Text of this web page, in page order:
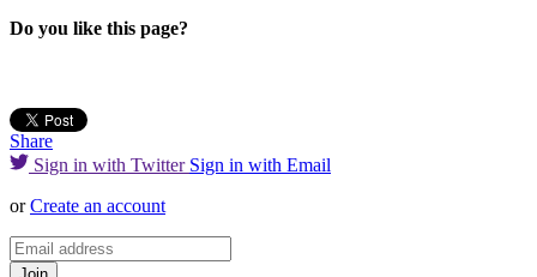
Do you like this page?
Share
Sign in with Twitter Sign in with Email
orCreate an account